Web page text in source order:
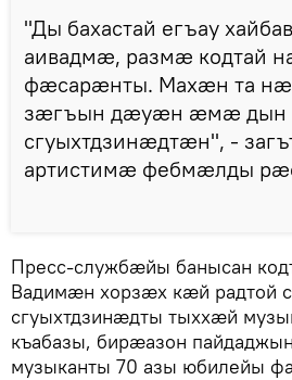
"Ды бахастай егъау
аивадмӕ, размӕ кодтай
фӕсарӕнты. Махӕн та нӕ
зӕгъын дӕуӕн ӕмӕ дын
сгуыхтдзинӕдтӕн", -
артистимӕ фебмӕлды
Пресс-службӕйы банысан
Вадимӕн хорзӕх кӕй радтой
сгуыхтдзинӕдты тыххӕй
къабазы, бирӕазон
музыканты 70 азы юбилейы